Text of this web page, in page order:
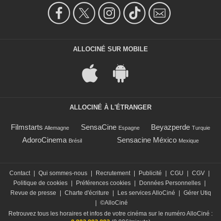
ALLOCINÉ SUR MOBILE
ALLOCINÉ À L'ÉTRANGER
Filmstarts Allemagne SensaCine Espagne Beyazperde Turquie
AdoroCinema Brésil Sensacine México Mexique
Contact Qui sommes-nous Recrutement Publicité CGU CGV
Politique de cookies
Préférences cookies Données Personnelles
Revue de presse
Charte d'écriture Les services AlloCiné
Gérer Utiq
©AlloCiné
Retrouvez tous les horaires et infos de votre cinéma sur le numéro AlloCiné :